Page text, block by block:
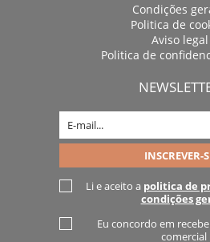
Condições
Politica de
Aviso legal
Politica de
Li e aceito a politica de
condições
Eu concordo em
comercial